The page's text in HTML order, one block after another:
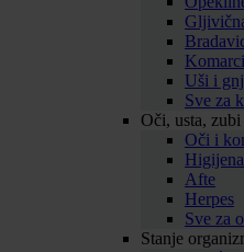
Uši i
Sve za
Oči, usta, zubi
Oči i
Afte
Herpes
Sve za
Stanje